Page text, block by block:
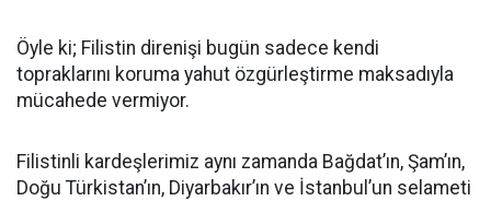
Öyle ki; Filistin direnişi bugün sadece kendi
topraklarını koruma yahut özgürleştirme maksadıyla
mücahede vermiyor.
Filistinli kardeşlerimiz aynı zamanda Bağdat’ın, Şam’ın,
Doğu Türkistan’ın, Diyarbakır’ın ve İstanbul’un selameti